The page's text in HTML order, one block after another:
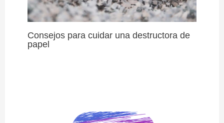
Consejos para cuidar una destructora de
papel